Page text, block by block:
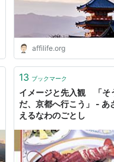
affilife.org
13 ブックマーク
イメージと先入観 「そ
だ、京都へ行こう」 - あ
えるなわのごとし